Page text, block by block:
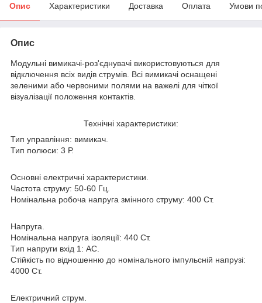
Опис Характеристики Доставка Оплата Умови
Опис
Модульні вимикачі-роз'єднувачі використовуються для
відключення всіх видів струмів. Всі вимикачі оснащені
зеленими або червоними полями на важелі для чіткої
візуалізації положення контактів.
Технічні характеристики:
Тип управління: вимикач.
Тип полюси: 3 Р.
Основні електричні характеристики.
Частота струму: 50-60 Гц.
Номінальна робоча напруга змінного струму: 400 Ст.
Напруга.
Номінальна напруга ізоляції: 440 Ст.
Тип напруги вхід 1: АС.
Стійкість по відношенню до номінального імпульсній напрузі:
4000 Ст.
Електричний струм.